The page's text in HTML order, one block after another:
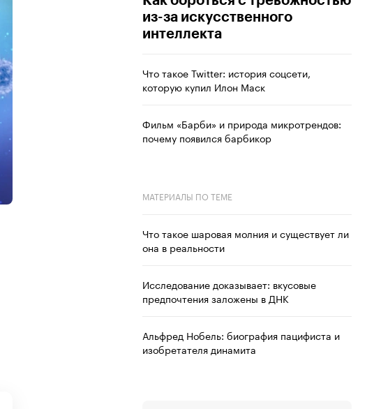
из-за искусственного
интеллекта
Что такое Twitter: история соцсети,
которую купил Илон Маск
Фильм «Барби» и природа микротрендов:
почему появился барбикор
МАТЕРИАЛЫ ПО ТЕМЕ
Что такое шаровая молния и существует ли
она в реальности
Исследование доказывает: вкусовые
предпочтения заложены в ДНК
Альфред Нобель: биография пацифиста и
изобретателя динамита